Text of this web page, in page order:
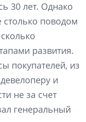
30 лет. Однако
поводом
развития.
покупателей, из
и
не за счет
генеральный